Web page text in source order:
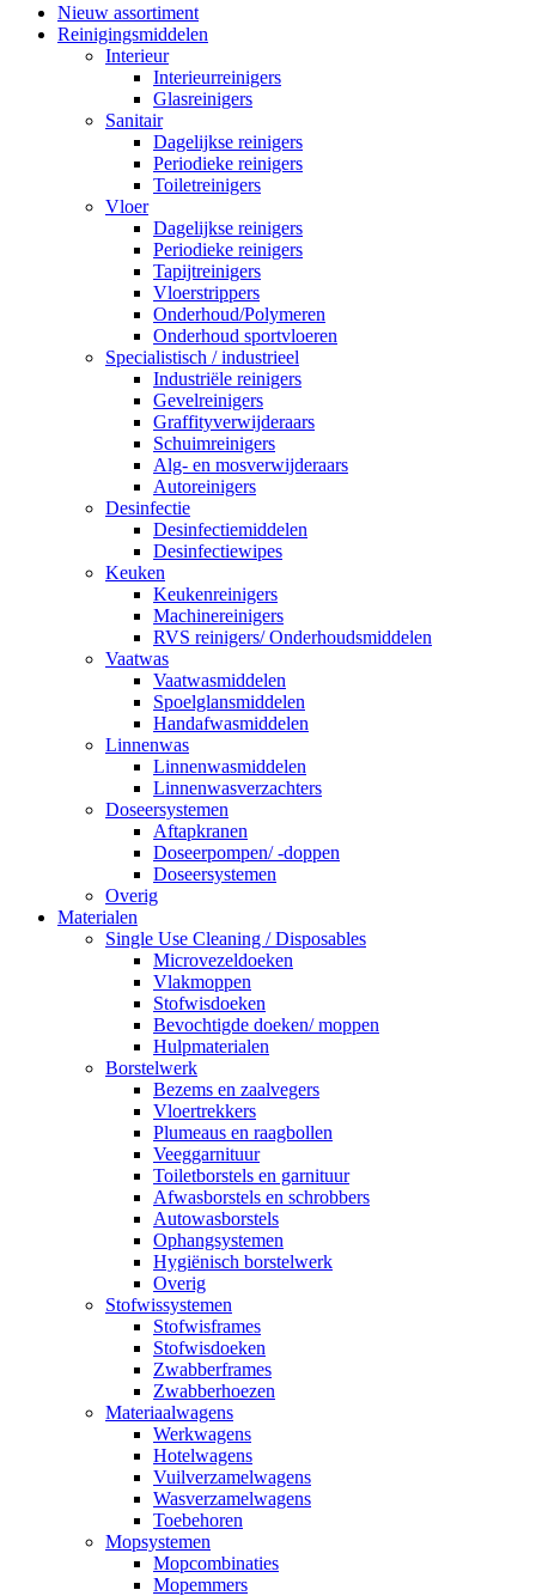
Nieuw assortiment
Reinigingsmiddelen
Interieur
Interieurreinigers
Glasreinigers
Sanitair
Dagelijkse reinigers
Periodieke reinigers
Toiletreinigers
Vloer
Dagelijkse reinigers
Periodieke reinigers
Tapijtreinigers
Vloerstrippers
Onderhoud/Polymeren
Onderhoud sportvloeren
Specialistisch / industrieel
Industriële reinigers
Gevelreinigers
Graffityverwijderaars
Schuimreinigers
Alg- en mosverwijderaars
Autoreinigers
Desinfectie
Desinfectiemiddelen
Desinfectiewipes
Keuken
Keukenreinigers
Machinereinigers
RVS reinigers/ Onderhoudsmiddelen
Vaatwas
Vaatwasmiddelen
Spoelglansmiddelen
Handafwasmiddelen
Linnenwas
Linnenwasmiddelen
Linnenwasverzachters
Doseersystemen
Aftapkranen
Doseerpompen/ -doppen
Doseersystemen
Overig
Materialen
Single Use Cleaning / Disposables
Microvezeldoeken
Vlakmoppen
Stofwisdoeken
Bevochtigde doeken/ moppen
Hulpmaterialen
Borstelwerk
Bezems en zaalvegers
Vloertrekkers
Plumeaus en raagbollen
Veeggarnituur
Toiletborstels en garnituur
Afwasborstels en schrobbers
Autowasborstels
Ophangsystemen
Hygiënisch borstelwerk
Overig
Stofwissystemen
Stofwisframes
Stofwisdoeken
Zwabberframes
Zwabberhoezen
Materiaalwagens
Werkwagens
Hotelwagens
Vuilverzamelwagens
Wasverzamelwagens
Toebehoren
Mopsystemen
Mopcombinaties
Mopemmers